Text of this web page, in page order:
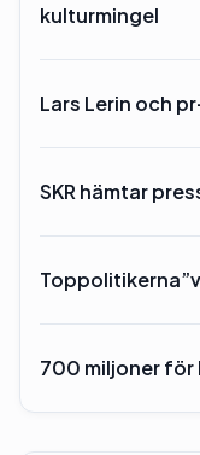
kulturmingel
Lars Lerin och
SKR hämtar
700 miljoner för